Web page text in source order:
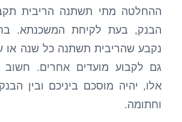
ההחלטה מתי תשתנה הריבית
הבנק, בעת לקיחת המשכנתא.
נקבע שהריבית תשתנה כל שנה או
גם לקבוע מועדים אחרים. חשוב
אלו, יהיה מוסכם ביניכם ובין
וחתומה.